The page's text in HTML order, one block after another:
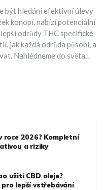
být hledání efektivní úlevy
konopí, nabízí potenciální
odrůdy THC specifické
jak každá odrůda působí, a
Nahlédneme do světa
nejúčinnější.
roce 2026? Kompletní
a riziky
užití CBD oleje?
pro lepší vstřebávání